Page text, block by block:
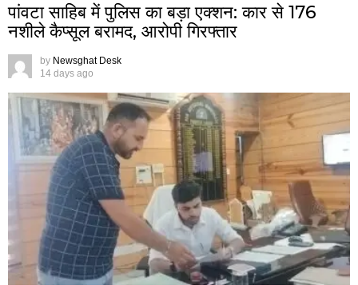
पांवटा साहिब में पुलिस का बड़ा एक्शन: कार से 176
नशीले कैप्सूल बरामद, आरोपी गिरफ्तार
by Newsghat Desk
14 days ago